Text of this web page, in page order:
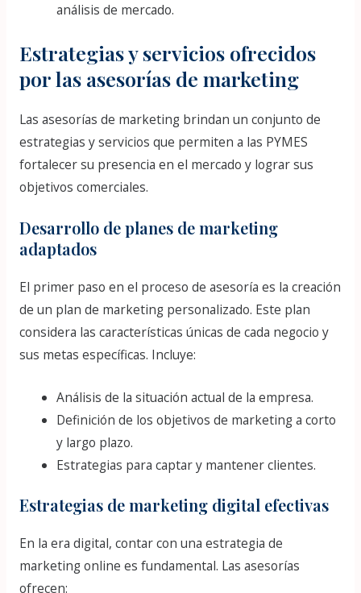
análisis de mercado.
Estrategias y servicios ofrecidos
por las asesorías de marketing
Las asesorías de marketing brindan un conjunto de
estrategias y servicios que permiten a las PYMES
fortalecer su presencia en el mercado y lograr sus
objetivos comerciales.
Desarrollo de planes de marketing
adaptados
El primer paso en el proceso de asesoría es la creación
de un plan de marketing personalizado. Este plan
considera las características únicas de cada negocio y
sus metas específicas. Incluye:
Análisis de la situación actual de la empresa.
Definición de los objetivos de marketing a corto
y largo plazo.
Estrategias para captar y mantener clientes.
Estrategias de marketing digital efectivas
En la era digital, contar con una estrategia de
marketing online es fundamental. Las asesorías
ofrecen: